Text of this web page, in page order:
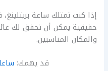
إذا كنت تمتلك ساعة
حقيقية يمكن أن تحقق لك
والمكان المناسبين.
قد يهمك: